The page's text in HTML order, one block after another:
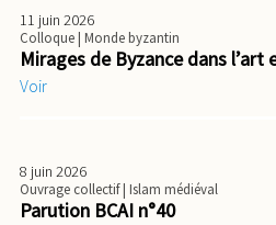
11 juin 2026
Colloque| Monde byzantin
Mirages de Byzance dans l’art
Voir
8 juin 2026
Ouvrage collectif| Islam médiéval
Parution BCAI n°40